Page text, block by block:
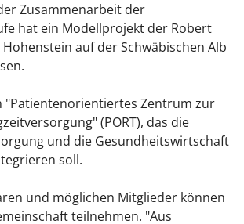
Zusammenarbeit der
hat ein Modellprojekt der Robert
auf der Schwäbischen Alb
"Patientenorientiertes Zentrum zur
(PORT), das die
und die Gesundheitswirtschaft
soll.
und möglichen Mitglieder können
teilnehmen. "Aus